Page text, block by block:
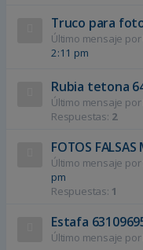
Truco para
Último mensaje por
2:11 pm
Rubia tetona
Último mensaje por
Respuestas: 2
FOTOS
Último mensaje por
pm
Respuestas: 1
Estafa
Último mensaje por